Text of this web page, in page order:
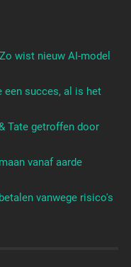
wist nieuw AI-model
succes, al is het
Tate getroffen door
vanaf aarde
vanwege risico's